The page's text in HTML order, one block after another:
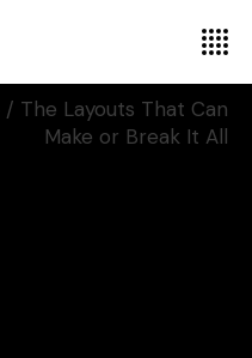
The Layouts That Can
Make or Break It All